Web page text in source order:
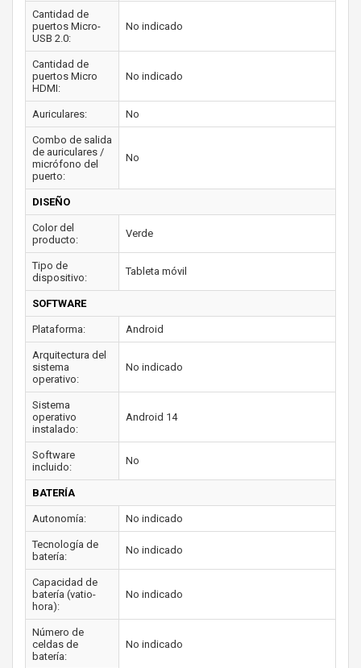
Cantidad de
puertos Micro-
USB 2.0:
No indicado
Cantidad de
puertos Micro
HDMI:
No indicado
Auriculares: No
Combo de salida
de auriculares /
micrófono del
puerto:
No
DISEÑO
Color del
producto:
Verde
Tipo de
dispositivo:
Tableta móvil
SOFTWARE
Plataforma: Android
Arquitectura del
sistema
operativo:
No indicado
Sistema
operativo
instalado:
Android 14
Software
incluido:
No
BATERÍA
Autonomía: No indicado
Tecnología de
batería:
No indicado
Capacidad de
batería (vatio-
hora):
No indicado
Número de
celdas de
batería:
No indicado